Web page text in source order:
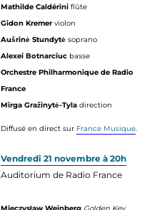
Mathilde Caldérini flûte
Gidon Kremer violon
Aušrinė Stundytė soprano
Alexei Botnarciuc basse
Orchestre Philharmonique de Radio
France
Mirga Gražinytė-Tyla direction
Diffusé en direct sur France Musique.
Vendredi 21 novembre à 20h
Auditorium de Radio France